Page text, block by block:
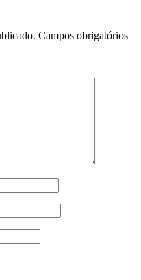
Campos obrigatórios